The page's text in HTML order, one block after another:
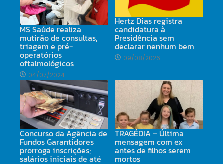
MS Saúde realiza
mutirão de consultas,
triagem e pré-
operatórios
oftalmológicos
04/07/2024
Hertz Dias registra
candidatura à
Presidência sem
declarar nenhum bem
09/08/2026
Concurso da Agência de
Fundos Garantidores
prorroga inscrições;
salários iniciais de até
TRAGÉDIA – Última
mensagem com ex
antes de filhos serem
mortos